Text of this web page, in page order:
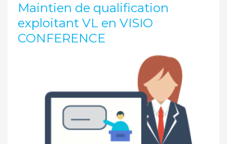
Maintien de qualification
exploitant VL en VISIO
CONFERENCE